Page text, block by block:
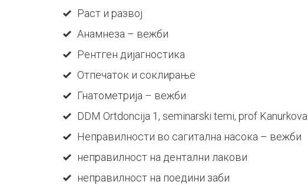
Раст и развој
Анамнеза – вежби
Рентген дијагностика
Отпечаток и соклирање
Гнатометрија – вежби
DDM Ortdoncija 1, seminarski temi, prof Kanurkova
Неправилности во сагитална насока – вежби
неправилност на дентални лакови
неправилност на поедини заби